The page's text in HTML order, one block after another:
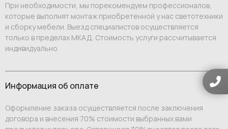
При необходимости, мы порекомендуем профессионалов,
которые выполнят монтаж приобретенной у нас светотехники
и сборку мебели. Выезд специалистов осуществляется
только в пределах МКАД. Стоимость услуги рассчитывается
индивидуально.
Информация об оплате
Оформление заказа осуществляется после заключения
договора и внесения 70% стоимости выбранных вами